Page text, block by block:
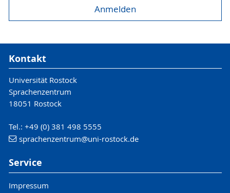
Kontakt
Universität Rostock
Sprachenzentrum
18051 Rostock
Tel.: +49 (0) 381 498 5555
sprachenzentrum@uni-rostock.de
Service
Impressum